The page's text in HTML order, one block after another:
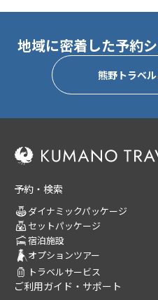
地域に密着した予約
熊野トラベ
予約・検索
ダイナミックパッケージ
セットパッケージ
宿泊施設
オプションツアー
トラベルサービス
ご利用ガイド・サポート